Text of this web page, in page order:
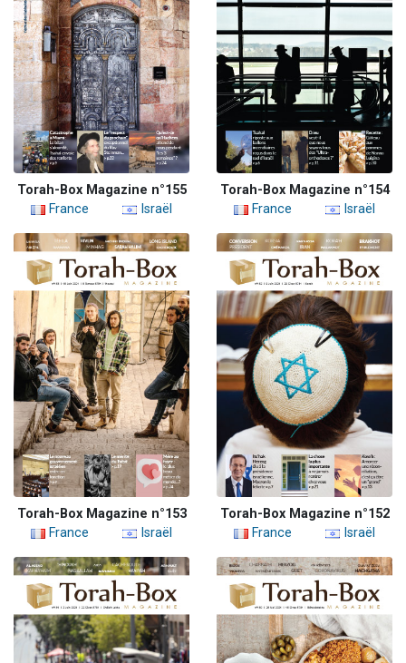
Torah-Box Magazine n°155
France
Israël
Torah-Box Magazine n°154
France
Israël
Torah-Box Magazine n°153
France
Israël
Torah-Box Magazine n°152
France
Israël